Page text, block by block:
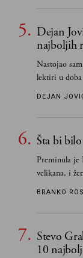
Dejan
najboljih
Nastojao
lektiri u
Smatrao
DEJAN
Šta bi
Preminula je
velikana, i
vodila
poznavale
BRANKO
Stevo
10